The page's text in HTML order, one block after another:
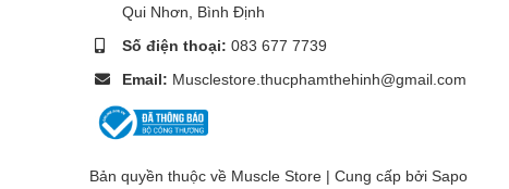
Qui Nhơn, Bình Định
Số điện thoại: 083 677 7739
Email: Musclestore.thucphamthehinh@gmail.com
Bản quyền thuộc về Muscle Store | Cung cấp bởi Sapo